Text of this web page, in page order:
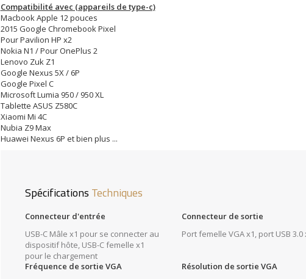
Compatibilité avec (appareils de type-c)
Macbook Apple 12 pouces
2015 Google Chromebook Pixel
Pour Pavilion HP x2
Nokia N1 / Pour OnePlus 2
Lenovo Zuk Z1
Google Nexus 5X / 6P
Google Pixel C
Microsoft Lumia 950 / 950 XL
Tablette ASUS Z580C
Xiaomi Mi 4C
Nubia Z9 Max
Huawei Nexus 6P et bien plus ...
Spécifications Techniques
Connecteur d'entrée
USB-C Mâle x1 pour se connecter au
dispositif hôte, USB-C femelle x1
pour le chargement
Connecteur de sortie
Port femelle VGA x1, port USB 3.0
Fréquence de sortie VGA
Résolution de sortie VGA